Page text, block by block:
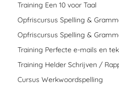
Training Een 10 voor Taal
Opfriscursus Spelling &
Opfriscursus Spelling &
Training Perfecte e-mails en
Training Helder Schrijven /
Cursus Werkwoordspelling